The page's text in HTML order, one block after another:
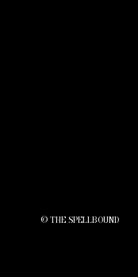
© THE SPELLBOUND